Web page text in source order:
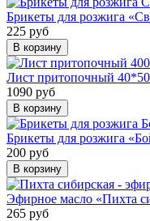
Брикеты для розжига
225 руб
В корзину
Лист притопочный
1090 руб
В корзину
Брикеты для розжига
200 руб
В корзину
Эфирное масло «Пихта
265 руб